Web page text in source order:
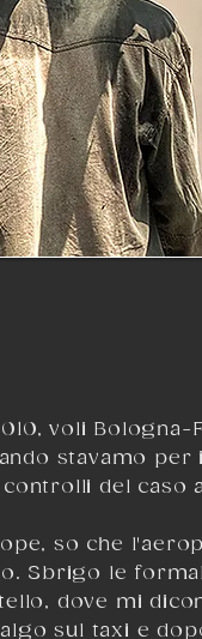
voli
stavamo
del caso
so che
Sbrigo le
dove mi
sul taxi e